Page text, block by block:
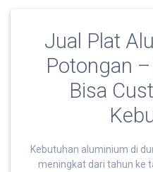
Jual Plat
Potongan
Bisa
Kebutuhan aluminium di
meningkat dari tahun ke